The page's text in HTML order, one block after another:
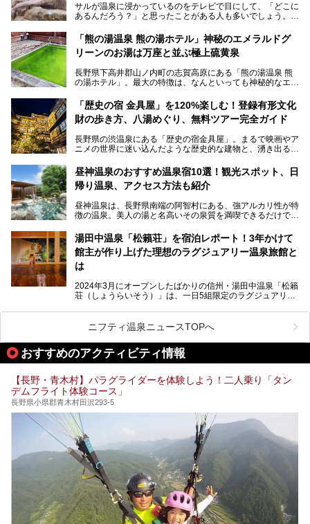
サルが温泉に浸かっているのをテレビで目にして、「どこに
あるんだろう？」と思ったことがある人も多いでしょう。
この微笑ましい光景は、長野県にある「地獄谷野猿公苑」で
見られるもので、野生のサルが雪景色の中で温泉に浸かる姿
を間近で観察できます。
本記事では、地獄谷野猿公苑の魅力や見どころ、サルと温泉
との関係性、地獄谷周辺の観光スポットについて紹介しま
ので、野生のサルを観察する貴重な自然体験と温泉をあわせ
て楽しみたい人は、ぜひ参考にしてください。
「熊の湯温泉 熊の湯ホテル」神秘のエメラルドグ
リーンのお湯は万座と並ぶ極上硫黄泉
長野県下高井郡山ノ内町の志賀高原にある「熊の湯温泉 熊
の湯ホテル」。最大の特徴は、なんといっても神秘的なエメ
リピートするファンも多い温泉です。冬はスキーと一緒に楽
しみたい極上の温泉を紹介します。
「歴史の宿 金具屋」を120%楽しむ！登録有形文化
財の歩き方、八湯めぐり、無料ツアー完全ガイド
長野県の渋温泉にある「歴史の宿金具屋」。まるで映画やア
ニメの世界に迷い込んだような歴史的な建物と、湧き出る温
を隅々まで楽しみたいですよね。この記事では、金具屋での
滞在を最高の思い出にするための「楽しみ方」を徹底的にご
紹介します！
昼神温泉のおすすめ温泉宿10選！観光スポット、日
帰り温泉、アクセス方法も紹介
昼神温泉は、長野県南端の阿智村にある、強アルカリ性が特
徴の温泉。美人の湯と名高いその泉質を満喫できるだけでな
昼神温泉では、朝市などの観光スポットや、信州名物のおや
きを楽しめるグルメスポットなど、観光を楽しむにはぴった
りの場所が豊富にあります。
この記事では、昼神温泉での滞在を充実させる宿泊施設や日
帰り温泉、見どころ満載の観光・グルメスポットに加え、ア
クセス方法も順に紹介します。
湯田中温泉「松籟荘」を宿泊レポート！3年かけて
館主が作り上げた理想のラグジュアリー温泉旅館と
は
2024年3月にオープンしたばかりの信州・湯田中温泉「松籟
荘（しょうらいそう）」は、一日5組限定のラグジュアリー
ライベートに楽しめる非日常感が味わえます。また宿泊者は
道向かいの「よろづや」の大浴場「桃山風呂」や共同浴場の
「湯田中大湯」も利用ができます。
極上のお湯に浸り上質なお料理に舌鼓、特別な日に泊まりた
い湯田中温泉「松籟荘」を、実際に宿泊した目線で紹介しま
ニフティ温泉ニュースTOPへ
おすすめのアクティビティ情報
【長野・青木村】パラグライダーを体験しよう！二人乗り「タン
デムフライト体験コース」
長野県小県郡青木村田沢293-5